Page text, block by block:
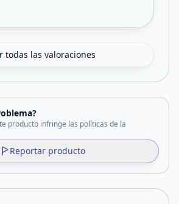
todas las valoraciones
producto infringe las políticas de la
Reportar producto